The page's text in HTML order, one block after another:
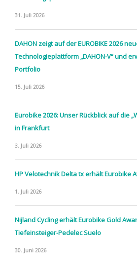
31. Juli 2026
DAHON zeigt auf der EUROBIKE 2026
Technologieplattform „DAHON-V“ und
Portfolio
15. Juli 2026
Eurobike 2026: Unser Rückblick auf die
in Frankfurt
3. Juli 2026
HP Velotechnik Delta tx erhält Eurobike
1. Juli 2026
Nijland Cycling erhält Eurobike Gold
Tiefeinsteiger-Pedelec Suelo
30. Juni 2026